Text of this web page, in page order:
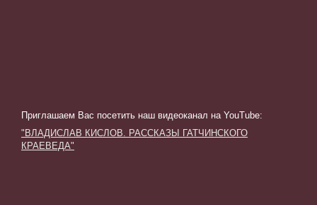
Приглашаем Вас посетить наш видеоканал на YouTube:
"ВЛАДИСЛАВ КИСЛОВ. РАССКАЗЫ ГАТЧИНСКОГО
КРАЕВЕДА"